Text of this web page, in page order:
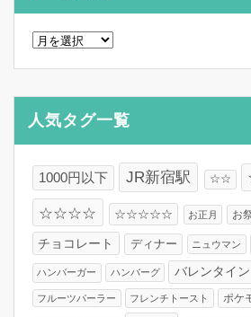
ア
イ
ブ
人気タグ一覧
1000円以下 JR新宿駅 ☆☆
☆☆☆☆ ☆☆☆☆☆ お正月 お
チョコレート ディナー ニュウマン
ハンバーガー ハンバーグ バレンタイン
フルーツパーラー フレンチトースト ポケ